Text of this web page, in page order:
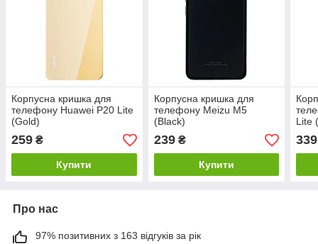
Корпусна кришка для
телефону Huawei P20 Lite
(Gold)
259 ₴
Купити
Корпусна кришка для
телефону Meizu M5
(Black)
239₴
Купити
Lite
339
Про нас
97% позитивних з 163 відгуків за рік